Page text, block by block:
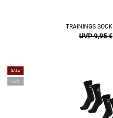
TRAININGS
UVP 9,95 €
SALE
-50%